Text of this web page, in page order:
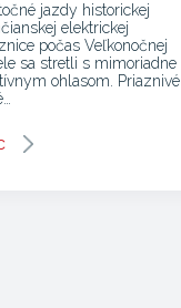
jazdy historickej
elektrickej
počas Veľkonočnej
sa stretli s mimoriadne
ohlasom. Priaznivé